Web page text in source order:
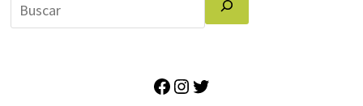
Facebook
Instagram